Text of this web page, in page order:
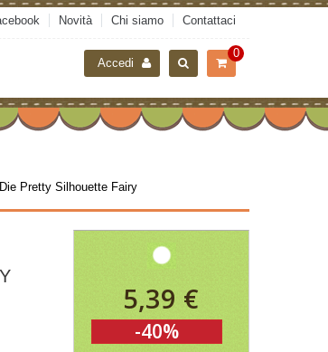
Novità Chi siamo Contattaci
0
Accedi
Pretty Silhouette Fairy
5,39 €
-40%